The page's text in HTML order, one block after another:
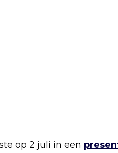
op 2 juli in een